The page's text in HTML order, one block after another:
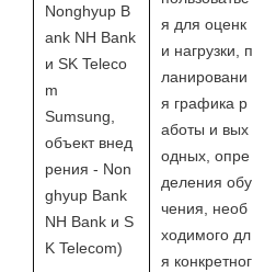
Nonghyup B
ank NH Bank
и SK Teleco
m
Sumsung,
объект внед
рения - Non
ghyup Bank
NH Bank и S
K Telecom)
я для оценк
и нагрузки, п
ланировани
я графика р
аботы и вых
одных, опре
деления обу
чения, необ
ходимого дл
я конкретног